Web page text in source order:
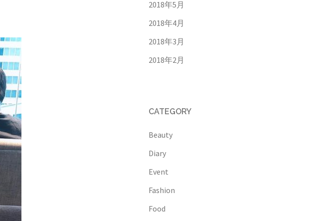
2018年5月
2018年4月
2018年3月
2018年2月
CATEGORY
Beauty
Diary
Event
Fashion
Food